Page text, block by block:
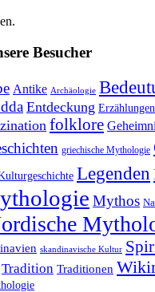
Besucher
Antike Archäologie
Entdeckung Erzählungen
folklore
griechische Mythologie
Legenden
Mythos
skandinavische Kultur
Tradition Traditionen